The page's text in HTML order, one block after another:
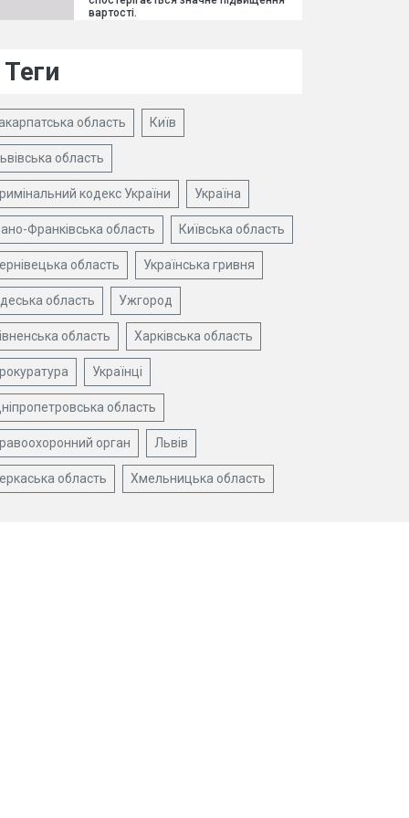
вартості.
Теги
область Київ
область
кодекс України Україна
Франківська область Київська область
область Українська гривня
область Ужгород
область Харківська область
Українці
область
орган Львів
область Хмельницька область